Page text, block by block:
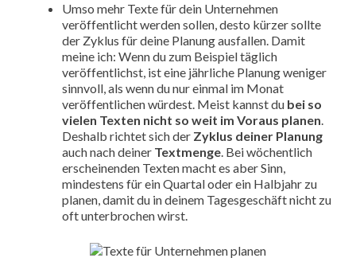
Umso mehr Texte für dein Unternehmen
veröffentlicht werden sollen, desto kürzer sollte
der Zyklus für deine Planung ausfallen. Damit
meine ich: Wenn du zum Beispiel täglich
veröffentlichst, ist eine jährliche Planung weniger
sinnvoll, als wenn du nur einmal im Monat
veröffentlichen würdest. Meist kannst du bei so
vielen Texten nicht so weit im Voraus planen.
Deshalb richtet sich der Zyklus deiner Planung
auch nach deiner Textmenge. Bei wöchentlich
erscheinenden Texten macht es aber Sinn,
mindestens für ein Quartal oder ein Halbjahr zu
planen, damit du in deinem Tagesgeschäft nicht zu
oft unterbrochen wirst.